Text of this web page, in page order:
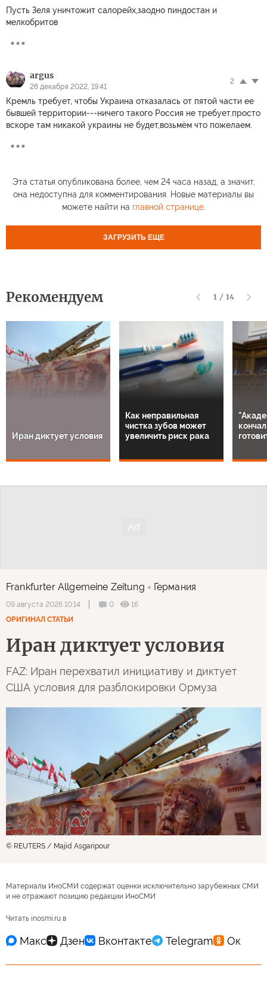
Пусть Зеля уничтожит салорейх,заодно пиндостан и
мелкобритов
argus
28 декабря 2022, 19:41
2
Кремль требует, чтобы Украина отказалась от пятой части ее
бывшей территории---ничего такого Россия не требует.просто
вскоре там никакой украины не будет,возьмём что пожелаем.
Эта статья опубликована более, чем 24 часа назад, а значит,
она недоступна для комментирования. Новые материалы вы
можете найти на главной странице.
ЗАГРУЗИТЬ ЕЩЕ
Рекомендуем 1 / 14
Иран диктует условия
Как неправильная
чистка зубов может
увеличить риск рака
Frankfurter Allgemeine Zeitung Германия
09 августа 2026 10:14 0
16
ОРИГИНАЛ СТАТЬИ
Иран диктует условия
FAZ: Иран перехватил инициативу и диктует
США условия для разблокировки Ормуза
© REUTERS / Majid Asgaripour
Материалы ИноСМИ содержат оценки исключительно зарубежных СМИ
и не отражают позицию редакции ИноСМИ
Читать inosmi.ru в